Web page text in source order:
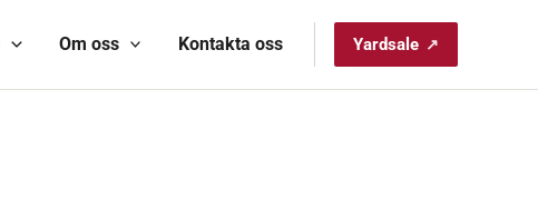
Om oss Kontakta oss Yardsale